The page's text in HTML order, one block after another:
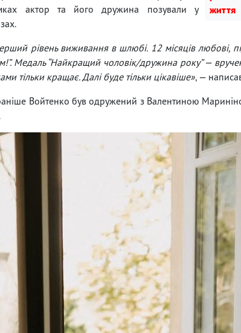
життя
актор та його дружина позували у
рівень виживання в шлюбі. 12 місяців любові,
Медаль “Найкращий чоловік/дружина року” —
тільки кращає. Далі буде тільки цікавіше», —
Войтенко був одружений з Валентиною